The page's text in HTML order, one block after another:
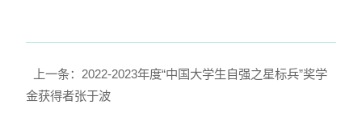
上一条：2022-2023年度“中国大学生自强之星标兵”奖学
金获得者张于波